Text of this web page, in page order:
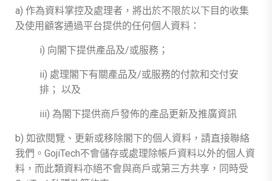
a) 作為資料掌控及處理者，將出於不限於以下目的收集
及使用顧客通過平台提供的任何個人資料：
i) 向閣下提供產品及/或服務；
ii) 處理閣下有關產品及/或服務的付款和交付安
排； 以及
iii) 為閣下提供商戶發佈的產品更新及推廣資訊
b) 如欲閱覽、更新或移除閣下的個人資料，請直接聯絡
我們。GojiTech不會儲存或處理除帳戶資料以外的個人資
料，而此類資料亦絕不會與商戶或第三方共享，同時受